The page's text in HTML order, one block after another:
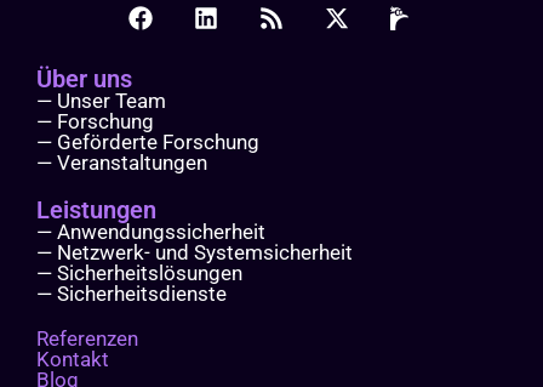
Über uns
— Unser Team
— Forschung
— Geförderte Forschung
— Veranstaltungen
Leistungen
— Anwendungssicherheit
— Netzwerk- und Systemsicherheit
— Sicherheitslösungen
— Sicherheitsdienste
Referenzen
Kontakt
Blog